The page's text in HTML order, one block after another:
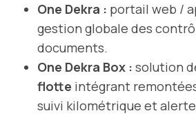
One Dekra : portail web /
gestion globale des
documents.
One Dekra Box : solution
flotte intégrant
suivi kilométrique et